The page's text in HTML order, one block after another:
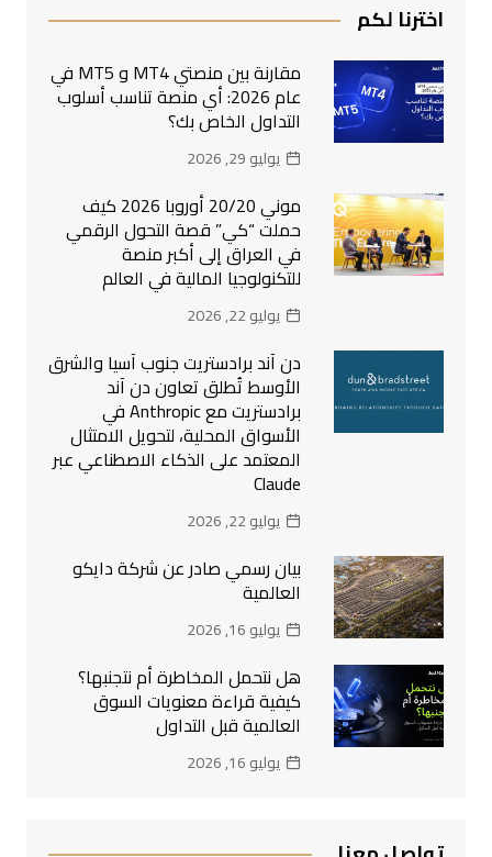
اخترنا لكم
مقارنة بين منصتي MT4 و MT5 في
عام 2026: أي منصة تناسب أسلوب
التداول الخاص بك؟
يوليو 29, 2026
موني 20/20 أوروبا 2026 كيف
حملت “كي” قصة التحول الرقمي
في العراق إلى أكبر منصة
للتكنولوجيا المالية في العالم
يوليو 22, 2026
دن آند برادستريت جنوب آسيا والشرق
الأوسط تُطلق تعاون دن آند
برادستريت مع Anthropic في
الأسواق المحلية، لتحويل الامتثال
المعتمد على الذكاء الاصطناعي عبر
Claude
يوليو 22, 2026
بيان رسمي صادر عن شركة دايكو
العالمية
يوليو 16, 2026
هل نتحمل المخاطرة أم نتجنبها؟
كيفية قراءة معنويات السوق
العالمية قبل التداول
يوليو 16, 2026